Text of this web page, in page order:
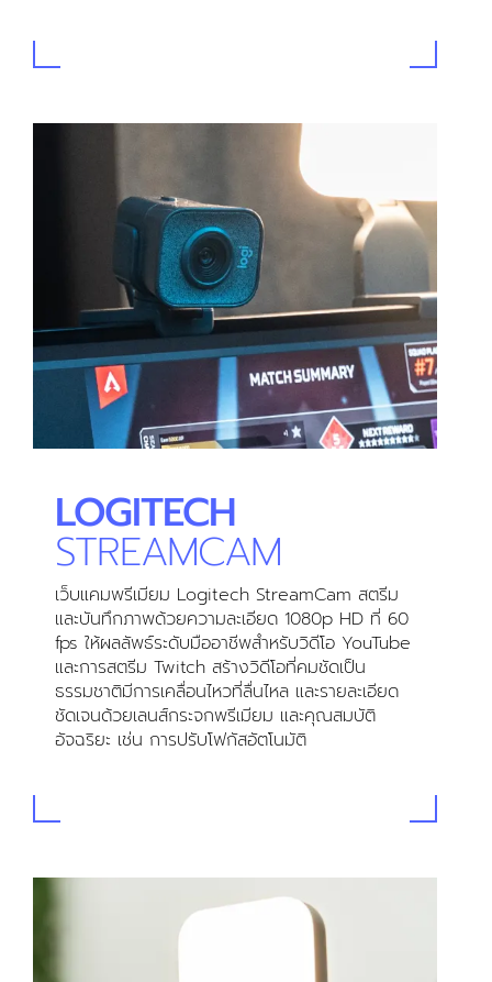
LOGITECH
STREAMCAM
เว็บแคมพรีเมียม Logitech StreamCam สตรีม
และบันทึกภาพด้วยความละเอียด 1080p HD ที่ 60
fps ให้ผลลัพธ์ระดับมืออาชีพสำหรับวิดีโอ YouTube
และการสตรีม Twitch สร้างวิดีโอที่คมชัดเป็น
ธรรมชาติมีการเคลื่อนไหวที่ลื่นไหล และรายละเอียด
ชัดเจนด้วยเลนส์กระจกพรีเมียม และคุณสมบัติ
อัจฉริยะ เช่น การปรับโฟกัสอัตโนมัติ